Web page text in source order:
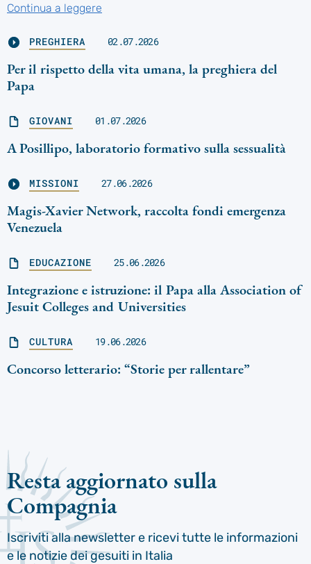
Continua a leggere
PREGHIERA 02.07.2026
Per il rispetto della vita umana, la preghiera del
Papa
GIOVANI 01.07.2026
A Posillipo, laboratorio formativo sulla sessualità
MISSIONI 27.06.2026
Magis-Xavier Network, raccolta fondi emergenza
Venezuela
EDUCAZIONE 25.06.2026
Integrazione e istruzione: il Papa alla Association of
Jesuit Colleges and Universities
CULTURA 19.06.2026
Concorso letterario: “Storie per rallentare”
Resta aggiornato sulla
Compagnia
Iscriviti alla newsletter e ricevi tutte le informazioni
e le notizie dei gesuiti in Italia